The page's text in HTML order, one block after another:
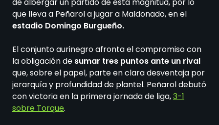
que lleva a Peñarol a jugar a Maldonado, en el
estadio Domingo Burgueño.
El conjunto aurinegro afronta el compromiso con
la obligación de sumar tres puntos ante un rival
que, sobre el papel, parte en clara desventaja por
jerarquía y profundidad de plantel. Peñarol debutó
con victoria en la primera jornada de liga,3-1
sobre Torque.